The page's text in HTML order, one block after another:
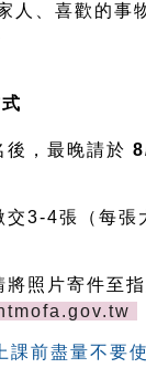
人、喜歡的事
，最晚請於
交3-4張（每張
照片寄件至指
上課前盡量不要